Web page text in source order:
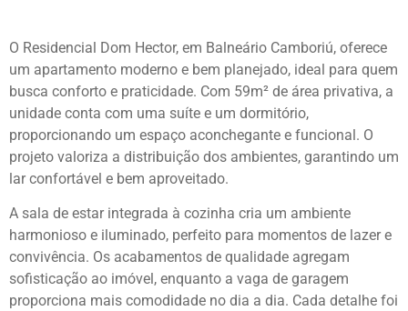
O Residencial Dom Hector, em Balneário Camboriú, oferece
um apartamento moderno e bem planejado, ideal para quem
busca conforto e praticidade. Com 59m² de área privativa, a
unidade conta com uma suíte e um dormitório,
proporcionando um espaço aconchegante e funcional. O
projeto valoriza a distribuição dos ambientes, garantindo um
lar confortável e bem aproveitado.
A sala de estar integrada à cozinha cria um ambiente
harmonioso e iluminado, perfeito para momentos de lazer e
convivência. Os acabamentos de qualidade agregam
sofisticação ao imóvel, enquanto a vaga de garagem
proporciona mais comodidade no dia a dia. Cada detalhe foi